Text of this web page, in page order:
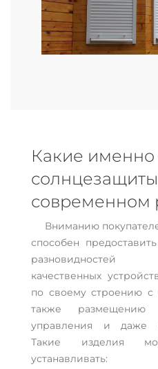
Какие именно
солнцезащиты
современном
Вниманию
способен
разновидностей
качественных
по своему строению с
также
управления и даже
Такие изделия
устанавливать: